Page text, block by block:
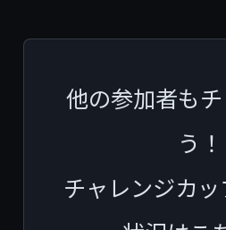
他の参加者も
う！
チャレンジカッ